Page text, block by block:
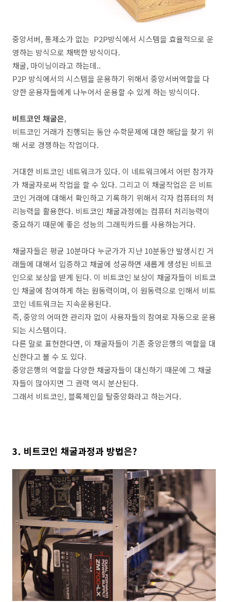
중앙서버, 통제소가 없는 P2P방식에서 시스템을 효율적으로 운
영하는 방식으로 채택한 방식이다.
채굴, 마이닝이라고 하는데..
P2P 방식에서의 시스템을 운용하기 위해서 중앙서버역할을 다
양한 운용자들에게 나누어서 운용할 수 있게 하는 방식이다.
비트코인 채굴은,
비트코인 거래가 진행되는 동안 수학문제에 대한 해답을 찾기 위
해 서로 경쟁하는 작업이다.
거대한 비트코인 네트워크가 있다. 이 네트워크에서 어떤 참가자
가 채굴자로써 작업을 할 수 있다. 그리고 이 채굴작업은 은 비트
코인 거래에 대해서 확인하고 기록하기 위해서 각자 컴퓨터의 처
리능력을 활용한다. 비트코인 채굴과정에는 컴퓨터 처리능력이
중요하기 때문에 좋은 성능의 그래픽카드를 사용하는거다.
채굴자들은 평균 10분마다 누군가가 지난 10분동안 발생시킨 거
래들에 대해서 입증하고 채굴에 성공하면 새롭게 생성된 비트코
인으로 보상을 받게 된다. 이 비트코인 보상이 채굴자들이 비트코
인 채굴에 참여하게 하는 원동력이며, 이 원동력으로 인해서 비트
코인 네트워크는 지속운용된다.
즉, 중앙의 어떠한 관리자 없이 사용자들의 참여로 자동으로 운용
되는 시스템이다.
다른 말로 표현한다면, 이 채굴자들이 기존 중앙은행의 역할을 대
신한다고 볼 수 도 있다.
중앙은행의 역할을 다양한 채굴자들이 대신하기 때문에 그 채굴
자들이 많아지면 그 권력 역시 분산된다.
그래서 비트코인, 블록체인을 탈중앙화라고 하는거다.
3. 비트코인 채굴과정과 방법은?